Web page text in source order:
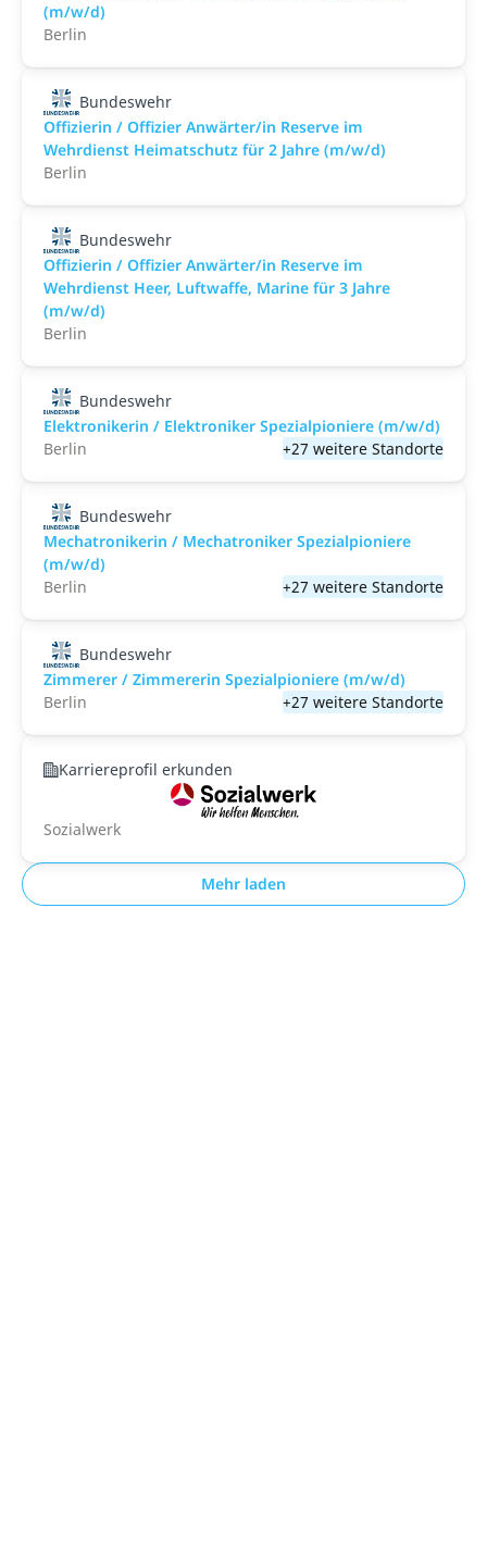
(m/w/d)
Berlin
Bundeswehr
Offizierin / Offizier Anwärter/in Reserve im
Wehrdienst Heimatschutz für 2 Jahre (m/w/d)
Berlin
Bundeswehr
Offizierin / Offizier Anwärter/in Reserve im
Wehrdienst Heer, Luftwaffe, Marine für 3 Jahre
(m/w/d)
Berlin
Bundeswehr
Elektronikerin / Elektroniker Spezialpioniere (m/w/d)
Berlin
+27 weitere Standorte
Bundeswehr
Mechatronikerin / Mechatroniker Spezialpioniere
(m/w/d)
Berlin
+27 weitere Standorte
Bundeswehr
Zimmerer / Zimmererin Spezialpioniere (m/w/d)
Berlin
+27 weitere Standorte
Karriereprofil erkunden
Sozialwerk
Mehr laden